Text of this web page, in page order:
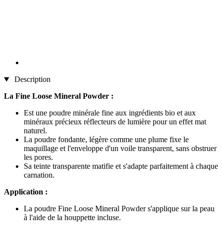
Description
La Fine Loose Mineral Powder :
Est une poudre minérale fine aux ingrédients bio et aux
minéraux précieux réflecteurs de lumière pour un effet mat
naturel.
La poudre fondante, légère comme une plume fixe le
maquillage et l'enveloppe d'un voile transparent, sans obstruer
les pores.
Sa teinte transparente matifie et s'adapte parfaitement à chaque
carnation.
Application :
La poudre Fine Loose Mineral Powder s'applique sur la peau
à l'aide de la houppette incluse.